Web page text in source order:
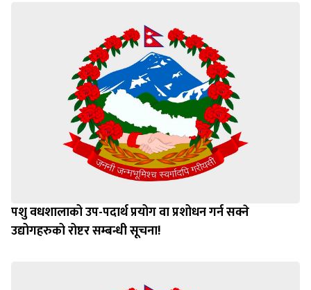
पशु वधशालाको उप-पदार्थ प्रयोग वा प्रशोधन गर्न सक्ने
उद्योगहरुको रोष्टर सम्बन्धी सूचना!